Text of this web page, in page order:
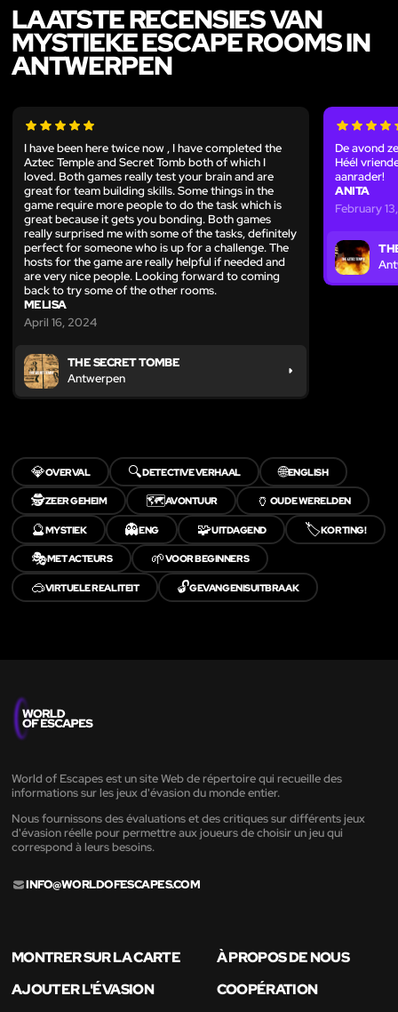
LAATSTE RECENSIES VAN
MYSTIEKE ESCAPE ROOMS IN
ANTWERPEN
I have been here twice now , I have completed the
Aztec Temple and Secret Tomb both of which I
loved. Both games really test your brain and are
great for team building skills. Some things in the
game require more people to do the task which is
great because it gets you bonding. Both games
really surprised me with some of the tasks, definitely
perfect for someone who is up for a challenge. The
hosts for the game are really helpful if needed and
are very nice people. Looking forward to coming
back to try some of the other rooms.
MELISA
April 16, 2024
THE SECRET TOMBE
Antwerpen
De avond
Héél
aanrader!
ANITA
February
💎OVERVAL 🔍DETECTIVE VERHAAL 🌐ENGLISH
🕵️ZEER GEHEIM 🗺️AVONTUUR 🏺 OUDE WERELDEN
🔮MYSTIEK 👻ENG 🧩UITDAGEND 🏷️KORTING!
🎭MET ACTEURS 🌱VOOR BEGINNERS
🥽VIRTUELE REALITEIT 🔓GEVANGENISUITBRAAK
World of Escapes est un site Web de répertoire qui recueille des
informations sur les jeux d'évasion du monde entier.
Nous fournissons des évaluations et des critiques sur différents jeux
d'évasion réelle pour permettre aux joueurs de choisir un jeu qui
correspond à leurs besoins.
INFO@WORLDOFESCAPES.COM
MONTRER SUR LA CARTE
À PROPOS DE NOUS
AJOUTER L'ÉVASION
COOPÉRATION